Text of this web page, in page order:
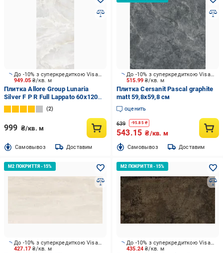
949.05₴/кв. м
До -10% з суперкредиткою Visa Вигода
Плитка Allore Group Lunaria
Silver F P R Full Lappato 60x120
см
2
999 ₴/кв. м
Cамовывоз Доставим
515.99₴/кв. м
До -10% з суперкредиткою Visa Вигода
Плитка Cersanit Pascal graphite
matt 59,8x59,8 см
оценить
639 -95.85₴
543.15 ₴/кв. м
Cамовывоз Доставим
427.17₴/кв. м
До -10% з суперкредиткою Visa Вигода
435.24₴/кв. м
До -10% з суперкредиткою Visa Вигода